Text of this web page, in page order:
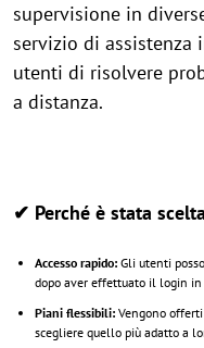
supervisione in
servizio di assistenza
utenti di risolvere
a distanza.
✔ Perché è stata
Accesso rapido: Gli utenti
dopo aver effettuato il login in
Piani flessibili: Vengono
scegliere quello più adatto a